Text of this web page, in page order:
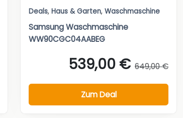
Deals, Haus & Garten, Waschmaschine
Samsung Waschmaschine
WW90CGC04AABEG
539,00 € 649,00 €
Zum Deal